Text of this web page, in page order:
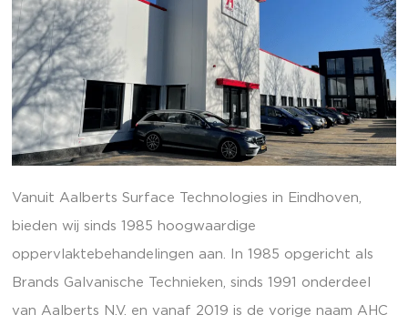
Vanuit Aalberts Surface Technologies in Eindhoven,
bieden wij sinds 1985 hoogwaardige
oppervlaktebehandelingen aan. In 1985 opgericht als
Brands Galvanische Technieken, sinds 1991 onderdeel
van Aalberts N.V. en vanaf 2019 is de vorige naam AHC